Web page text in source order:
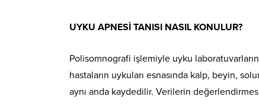
UYKU APNESİ TANISI NASIL KONULUR?
Polisomnografi işlemiyle uyku
hastaların uykuları esnasında kalp, beyin,
aynı anda kaydedilir. Verilerin